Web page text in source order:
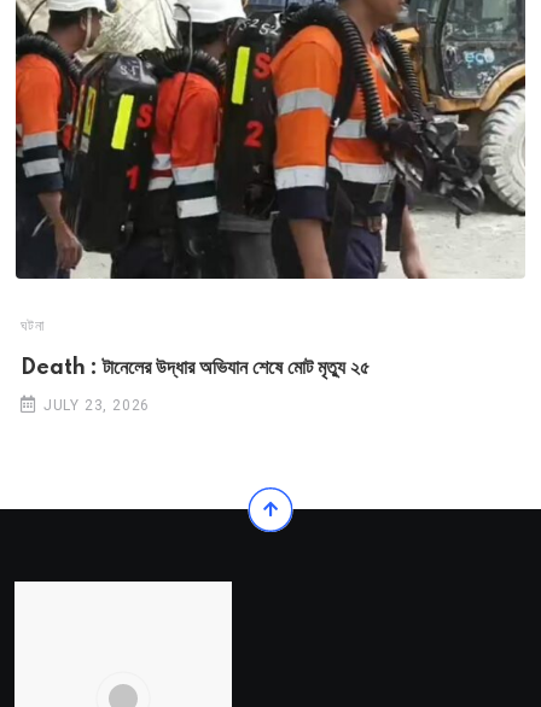
ঘটনা
Death : টানেলের উদ্ধার অভিযান শেষে মোট মৃত্যু ২৫
JULY 23, 2026